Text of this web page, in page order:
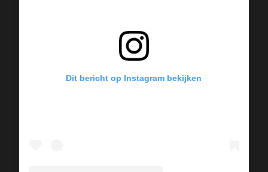
Dit bericht op Instagram bekijken